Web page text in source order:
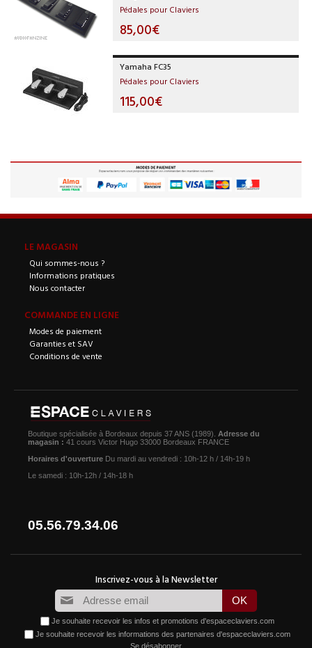
Pédales pour Claviers
85,00€
Yamaha FC35
Pédales pour Claviers
115,00€
LE MAGASIN
Qui sommes-nous ?
Informations pratiques
Nous contacter
COMMANDE EN LIGNE
Modes de paiement
Garanties et SAV
Conditions de vente
Boutique spécialisée à Bordeaux depuis 37 ANS (1989). Adresse du
magasin : 41 cours Victor Hugo 33000 Bordeaux FRANCE
Horaires d'ouverture Du mardi au vendredi : 10h-12 h / 14h-19 h
Le samedi : 10h-12h / 14h-18 h
05.56.79.34.06
Je souhaite recevoir les infos et promotions d'espaceclaviers.com
Je souhaite recevoir les informations des partenaires d'espaceclaviers.com
Se désabonner